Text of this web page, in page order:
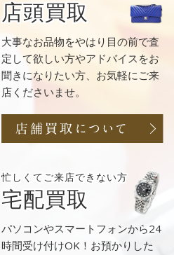
店頭買取
大事なお品物をやはり目の前で査
定して欲しい方やアドバイスをお
聞きになりたい方、お気軽にご来
店くださいませ。
忙しくてご来店できない方
宅配買取
パソコンやスマートフォンから24
時間受け付けOK！お預かりした